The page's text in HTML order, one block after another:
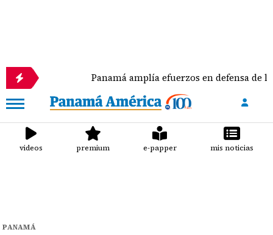
Panamá amplía efuerzos en defensa de las tortugas
videos premium e-papper mis noticias
PANAMÁ